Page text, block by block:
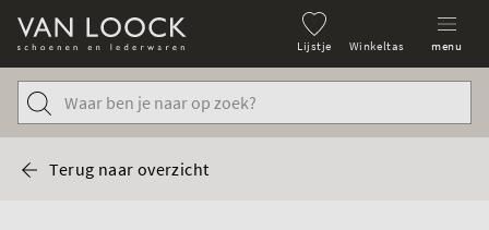
Lijstje Winkeltas menu
Terug naar overzicht